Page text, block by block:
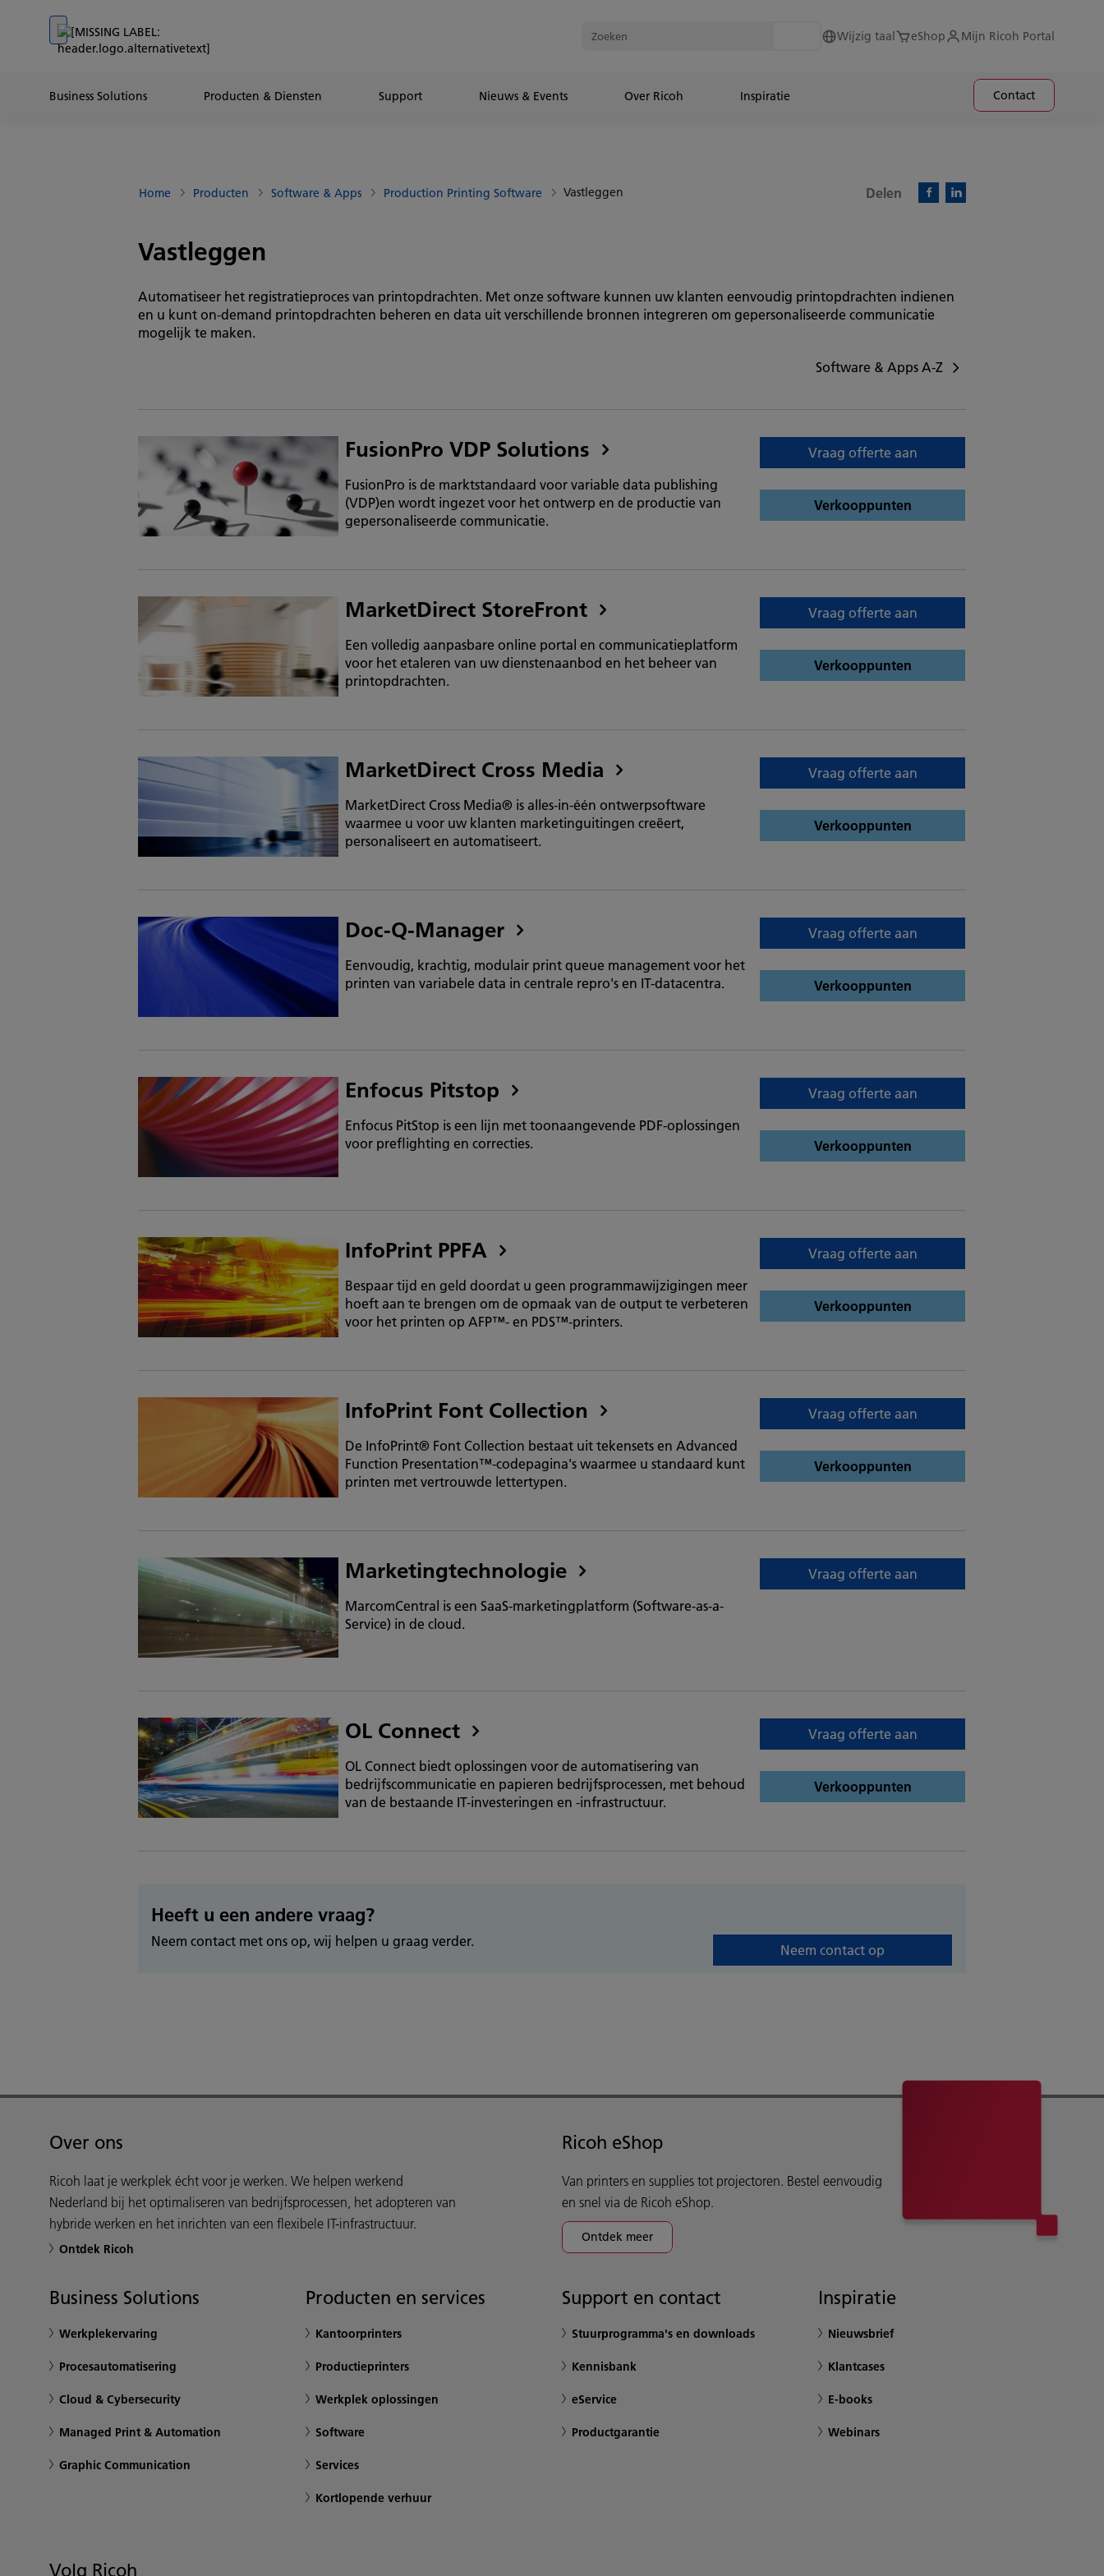
Go to content
Go to footer
Wijzig taal eShop Mijn Ricoh Portal
Business Solutions Producten & Diensten Support Nieuws & Events Over Ricoh Inspiratie Contact
Home Producten Software & Apps Production Printing Software Vastleggen Delen
Vastleggen
Automatiseer het registratieproces van printopdrachten. Met onze software kunnen uw klanten eenvoudig printopdrachten indienen
en u kunt on-demand printopdrachten beheren en data uit verschillende bronnen integreren om gepersonaliseerde communicatie
mogelijk te maken.
Software & Apps A-Z
FusionPro VDP Solutions
FusionPro is de marktstandaard voor variable data publishing
(VDP)en wordt ingezet voor het ontwerp en de productie van
gepersonaliseerde communicatie.
Vraag offerte aan
Verkooppunten
MarketDirect StoreFront
Een volledig aanpasbare online portal en communicatieplatform
voor het etaleren van uw dienstenaanbod en het beheer van
printopdrachten.
Vraag offerte aan
Verkooppunten
MarketDirect Cross Media
MarketDirect Cross Media® is alles-in-één ontwerpsoftware
waarmee u voor uw klanten marketinguitingen creëert,
personaliseert en automatiseert.
Vraag offerte aan
Verkooppunten
Doc-Q-Manager
Eenvoudig, krachtig, modulair print queue management voor het
printen van variabele data in centrale repro's en IT-datacentra.
Vraag offerte aan
Verkooppunten
Enfocus Pitstop
Enfocus PitStop is een lijn met toonaangevende PDF-oplossingen
voor preflighting en correcties.
Vraag offerte aan
Verkooppunten
InfoPrint PPFA
Bespaar tijd en geld doordat u geen programmawijzigingen meer
hoeft aan te brengen om de opmaak van de output te verbeteren
voor het printen op AFP™- en PDS™-printers.
Vraag offerte aan
Verkooppunten
InfoPrint Font Collection
De InfoPrint® Font Collection bestaat uit tekensets en Advanced
Function Presentation™-codepagina's waarmee u standaard kunt
printen met vertrouwde lettertypen.
Vraag offerte aan
Verkooppunten
Marketingtechnologie
MarcomCentral is een SaaS-marketingplatform (Software-as-a-
Service) in de cloud.
Vraag offerte aan
OL Connect
OL Connect biedt oplossingen voor de automatisering van
bedrijfscommunicatie en papieren bedrijfsprocessen, met behoud
van de bestaande IT-investeringen en -infrastructuur.
Vraag offerte aan
Verkooppunten
Heeft u een andere vraag?
Neem contact met ons op, wij helpen u graag verder.
Neem contact op
Over ons
Ricoh laat je werkplek écht voor je werken. We helpen werkend
Nederland bij het optimaliseren van bedrijfsprocessen, het adopteren van
hybride werken en het inrichten van een flexibele IT-infrastructuur.
Ontdek Ricoh
Ricoh eShop
Van printers en supplies tot projectoren. Bestel eenvoudig
en snel via de Ricoh eShop.
Ontdek meer
Business Solutions
Werkplekervaring
Procesautomatisering
Cloud & Cybersecurity
Managed Print & Automation
Graphic Communication
Producten en services
Kantoorprinters
Productieprinters
Werkplek oplossingen
Software
Services
Kortlopende verhuur
Support en contact
Stuurprogramma's en downloads
Kennisbank
eService
Productgarantie
Inspiratie
Nieuwsbrief
Klantcases
E-books
Webinars
Volg Ricoh